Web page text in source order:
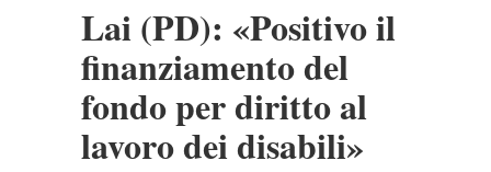
Lai (PD): «Positivo il
finanziamento del
fondo per diritto al
lavoro dei disabili»